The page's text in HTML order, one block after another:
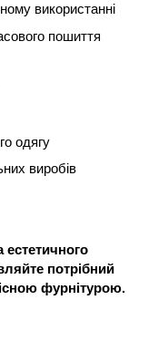
використанні
пошиття
одягу
виробів
естетичного
потрібний
фурнітурою.